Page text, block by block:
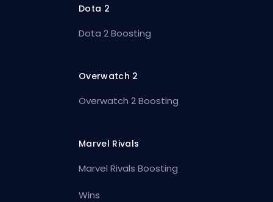
Dota 2
Dota 2 Boosting
Overwatch 2
Overwatch 2 Boosting
Marvel Rivals
Marvel Rivals Boosting
Wins